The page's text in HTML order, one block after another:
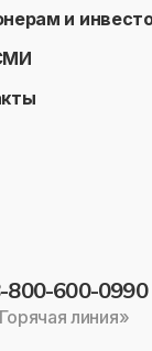
и
800-600-0990
линия»